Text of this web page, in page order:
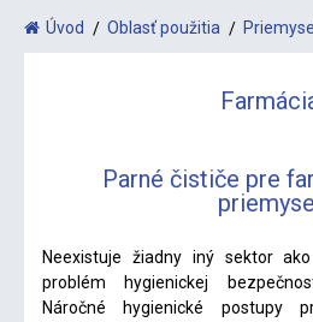
Úvod Oblasť použitia Priemysel
Parné čističe pre
Neexistuje žiadny iný sektor
problém hygienickej
Náročné hygienické postupy